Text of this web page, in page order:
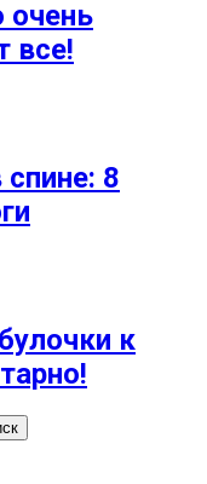
очень
все!
8
к